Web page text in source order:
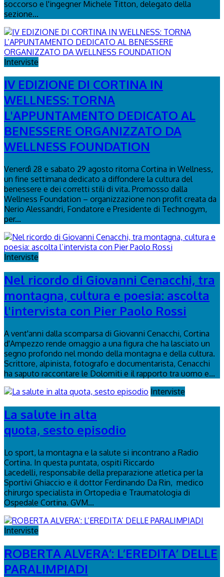
soccorso e l'ingegner Michele Titton, delegato della
sezione...
Interviste
IV EDIZIONE DI CORTINA IN
WELLNESS: TORNA
L'APPUNTAMENTO DEDICATO AL
BENESSERE ORGANIZZATO DA
WELLNESS FOUNDATION
Venerdì 28 e sabato 29 agosto ritorna Cortina in Wellness,
un fine settimana dedicato a diffondere la cultura del
benessere e dei corretti stili di vita. Promosso dalla
Wellness Foundation – organizzazione non profit creata da
Nerio Alessandri, Fondatore e Presidente di Technogym,
per...
Interviste
Nel ricordo di Giovanni Cenacchi, tra
montagna, cultura e poesia: ascolta
l'intervista con Pier Paolo Rossi
A vent'anni dalla scomparsa di Giovanni Cenacchi, Cortina
d'Ampezzo rende omaggio a una figura che ha lasciato un
segno profondo nel mondo della montagna e della cultura.
Scrittore, alpinista, fotografo e documentarista, Cenacchi
ha saputo raccontare le Dolomiti e il rapporto tra uomo e...
Interviste
La salute in alta
quota, sesto episodio
Lo sport, la montagna e la salute si incontrano a Radio
Cortina. In questa puntata, ospiti Riccardo
Lacedelli, responsabile della preparazione atletica per la
Sportivi Ghiaccio e il dottor Ferdinando Da Rin, medico
chirurgo specialista in Ortopedia e Traumatologia di
Ospedale Cortina. GVM...
Interviste
ROBERTA ALVERA’: L’EREDITA’ DELLE
PARALIMPIADI